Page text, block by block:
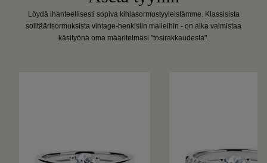
Löydä ihanteellisesti sopiva kihlasormustyyleistämme. Klassisista
solitäärisormuksista vintage-henkisiin malleihin - on aika valmistaa
käsityönä oma määritelmäsi "tosirakkaudesta".